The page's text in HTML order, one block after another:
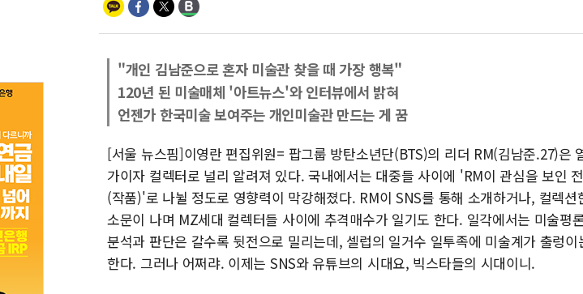
주말 무더위·열대야 지속…
오세훈 "용산공원 주택 검토,
뉴욕증시, 고용 쇼크에 금
트럼프, 쿡 연준 이사 해임
유럽증시, 美 고용 예상 밖
미 연준 매파 기세 꺾이나…
"개인 김남준으로 혼자 미술관 찾을 때 가장 행복"
120년 된 미술매체 '아트뉴스'와 인터뷰에서 밝혀
언젠가 한국미술 보여주는 개인미술관 만드는 게 꿈
[서울 뉴스핌]이영란 편집위원= 팝그룹 방탄소년단(BTS)의 리더 RM(김남준.27)은
가이자 컬렉터로 널리 알려져 있다. 국내에서는 대중들 사이에 'RM이 관심을 보인
(작품)'로 나뉠 정도로 영향력이 막강해졌다. RM이 SNS를 통해 소개하거나, 컬렉션
소문이 나며 MZ세대 컬렉터들 사이에 추격매수가 일기도 한다. 일각에서는 미술평
분석과 판단은 갈수록 뒷전으로 밀리는데, 셀럽의 일거수 일투족에 미술계가 출렁
한다. 그러나 어쩌랴. 이제는 SNS와 유튜브의 시대요, 빅스타들의 시대이니.